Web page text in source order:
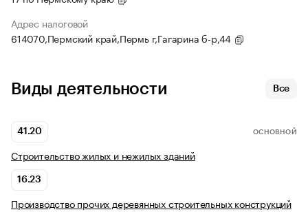
Адрес налоговой
614070,Пермский край,Пермь г,Гагарина б-р,44
Виды деятельности Все
41.20 ОСНОВНОЙ
Строительство жилых и нежилых зданий
16.23
Производство прочих деревянных строительных конструкций